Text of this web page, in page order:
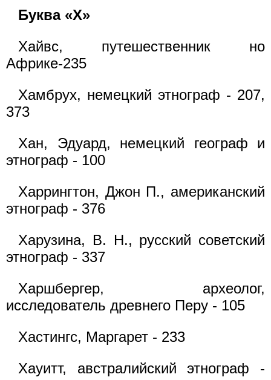
Буква «Х»
Хайвс, путешественник но
Африке-235
Хамбрух, немецкий этнограф - 207,
373
Хан, Эдуард, немецкий географ и
этнограф - 100
Харрингтон, Джон П., американский
этнограф - 376
Харузина, В. Н., русский советский
этнограф - 337
Харшбергер, археолог,
исследователь древнего Перу - 105
Хастингс, Маргарет - 233
Хауитт, австралийский этнограф -